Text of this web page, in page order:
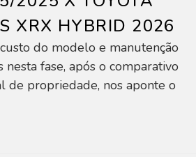
XRX HYBRID 2026
do modelo e manutenção
nesta fase, após o comparativo
de propriedade, nos aponte o